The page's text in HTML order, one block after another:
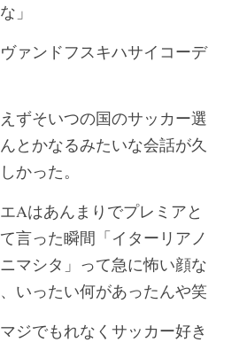
」
ァンドフスキハサイコーデ
ずそいつの国のサッカー選
とかなるみたいな会話が久
かった。
Aはあんまりでプレミアと
言った瞬間「イターリアノ
マシタ」って急に怖い顔な
ジでもれなくサッカー好き